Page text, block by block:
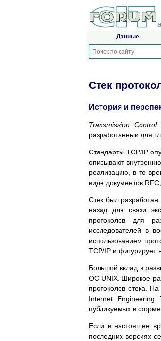
Данные
Стек
История и
Transmission
разработанный для
Стандарты TCP/IP
описывают
реализацию, в то
виде документов
Стек был
назад для связи
протоколов для
исследователей в
использованием
TCP/IP и фигурирует
Большой вклад в
ОС UNIX. Широкое
протоколов стека.
Internet Engineering
публикуемых в
Если в настоящее
последних версиях